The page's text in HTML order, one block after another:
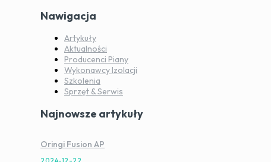
Nawigacja
Artykuły
Aktualności
Producenci Piany
Wykonawcy Izolacji
Szkolenia
Sprzęt & Serwis
Najnowsze artykuły
Oringi Fusion AP